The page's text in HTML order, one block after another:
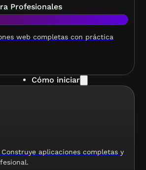
Profesionales
web completas con práctica
Cómo iniciar
aplicaciones completas y